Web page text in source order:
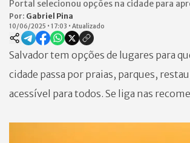
Portal selecionou opções na cidade para
Por: Gabriel Pina
10/06/2025 • 17:03 • Atualizado
Salvador tem opções de lugares para
cidade passa por praias, parques,
acessível para todos. Se liga nas